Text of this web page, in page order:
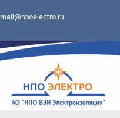
mail@npoelectro.ru